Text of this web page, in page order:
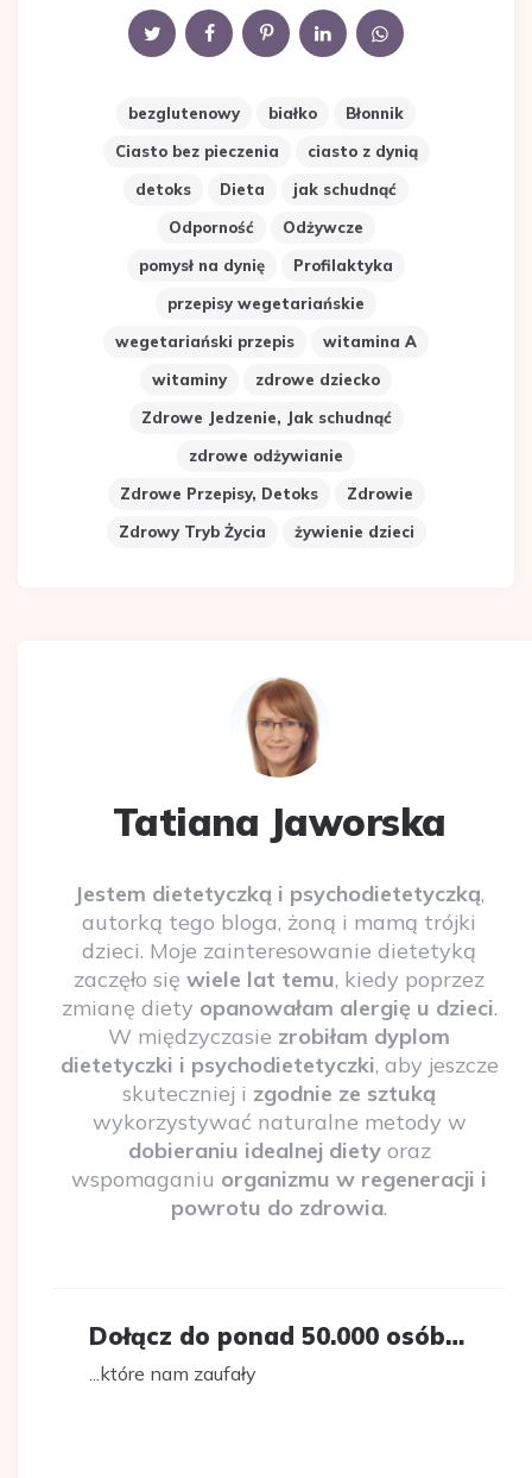
bezglutenowy białko
Błonnik
Ciasto bez pieczenia
ciasto z dynią
detoks
Dieta
jak schudnąć
Odporność
Odżywcze
pomysł na dynię
Profilaktyka
przepisy wegetariańskie
wegetariański przepis
witamina A
witaminy
zdrowe dziecko
Zdrowe Jedzenie, Jak schudnąć
zdrowe odżywianie
Zdrowe Przepisy, Detoks
Zdrowie
Zdrowy Tryb Życia
żywienie dzieci
Tatiana Jaworska
Jestem dietetyczką i psychodietetyczką,
autorką tego bloga, żoną i mamą trójki
dzieci. Moje zainteresowanie dietetyką
zaczęło się wiele lat temu, kiedy poprzez
zmianę diety opanowałam alergię u dzieci.
W międzyczasie zrobiłam dyplom
dietetyczki i psychodietetyczki, aby jeszcze
skuteczniej i zgodnie ze sztuką
wykorzystywać naturalne metody w
dobieraniu idealnej dietyoraz
wspomaganiu organizmu w regeneracji i
powrotu do zdrowia.
Dołącz do ponad 50.000 osób…
...które nam zaufały